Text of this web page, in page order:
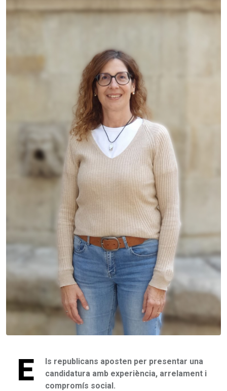
E
ls republicans aposten per presentar una
candidatura amb experiència, arrelament i
compromís social.